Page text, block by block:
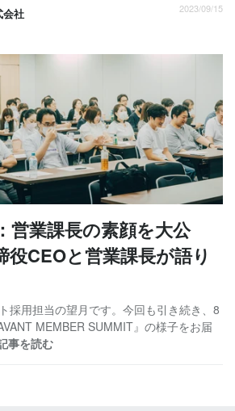
会社 2023/09/15
営業課長の素顔を大公
役CEOと営業課長が語り
採用担当の望月です。今回も引き続き、8
MEMBER SUMMIT』の様子をお届
事を読む